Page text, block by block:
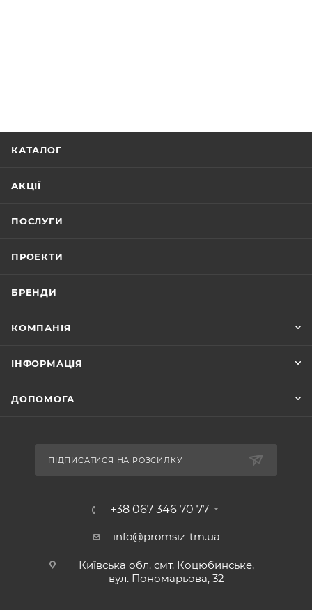
КАТАЛОГ
АКЦІЇ
ПОСЛУГИ
ПРОЕКТИ
БРЕНДИ
КОМПАНІЯ
ІНФОРМАЦІЯ
ДОПОМОГА
ПІДПИСАТИСЯ НА РОЗСИЛКУ
+38 067 346 70 77
info@promsiz-tm.ua
Київська обл. смт. Коцюбинське,
вул. Пономарьова, 32